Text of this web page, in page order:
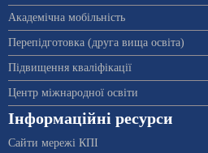
Академічна мобільність
Перепідготовка (друга вища освіта)
Підвищення кваліфікації
Центр міжнародної освіти
Інформаційні ресурси
Сайти мережі КПІ